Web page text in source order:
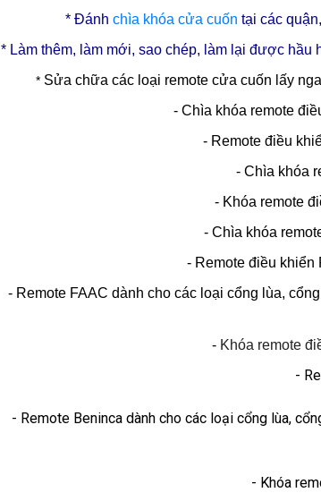
* Đánh chìa khóa cửa cuốn tại các
* Làm thêm, làm mới, sao chép, làm lại được
* Sửa chữa các loại remote cửa cuốn lấy
- Chìa khóa remote
- Remote điều
- Chìa khóa
- Khóa remote
- Chìa khóa
- Remote điều khiển
- Remote FAAC dành cho các loại cổng lùa,
- Khóa remote
-
- Remote Beninca dành cho các loại cổng lùa,
- Khóa